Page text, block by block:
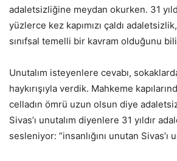
adaletsizliğine meydan okurken. 31
yüzlerce kez kapımızı çaldı
sınıfsal temelli bir kavram olduğunu
Unutalım isteyenlere cevabı,
haykırışıyla verdik. Mahkeme
celladın ömrü uzun olsun diye
Sivas’ı unutalım diyenlere 31 yıldır
sesleniyor: ”insanlığını unutan Sivas’ı